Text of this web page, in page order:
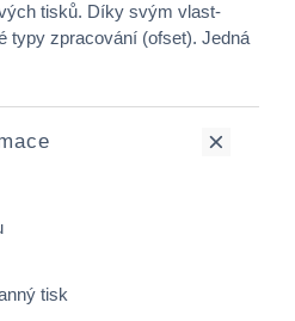
tisků. Díky svým vlast-
typy zpracování (ofset). Jedná
tisk